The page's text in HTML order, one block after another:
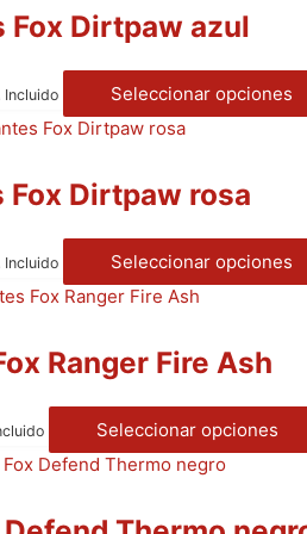
Fox Dirtpaw azul
Incluido Seleccionar opciones
Fox Dirtpaw rosa
Incluido Seleccionar opciones
Ranger Fire Ash
Seleccionar opciones